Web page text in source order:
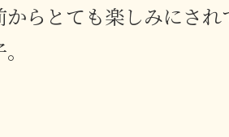
からとても楽しみにされ